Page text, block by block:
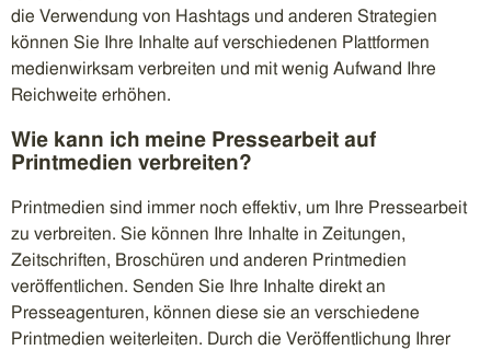
die Verwendung von Hashtags und anderen Strategien
können Sie Ihre Inhalte auf verschiedenen Plattformen
medienwirksam verbreiten und mit wenig Aufwand Ihre
Reichweite erhöhen.
Wie kann ich meine Pressearbeit auf
Printmedien verbreiten?
Printmedien sind immer noch effektiv, um Ihre Pressearbeit
zu verbreiten. Sie können Ihre Inhalte in Zeitungen,
Zeitschriften, Broschüren und anderen Printmedien
veröffentlichen. Senden Sie Ihre Inhalte direkt an
Presseagenturen, können diese sie an verschiedene
Printmedien weiterleiten. Durch die Veröffentlichung Ihrer